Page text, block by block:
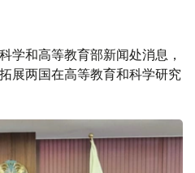
学和高等教育部新闻处消息，
展两国在高等教育和科学研究